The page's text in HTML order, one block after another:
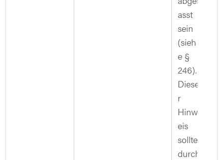
asst
sein
(sieh
e §
246).
Diese
r
Hinw
eis
sollte
durch